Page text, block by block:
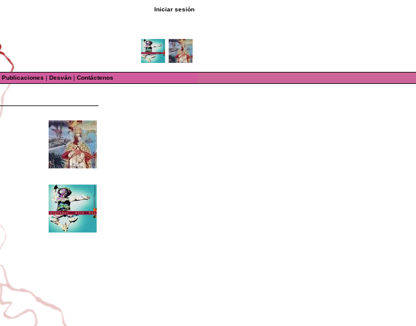
Iniciar sesión
Publicaciones | Desván| Contáctenos